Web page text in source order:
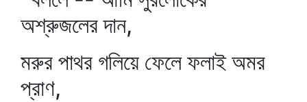
অশ্রুজলের দান,
মরুর পাথর গলিয়ে ফেলে ফলাই অমর
প্রাণ,